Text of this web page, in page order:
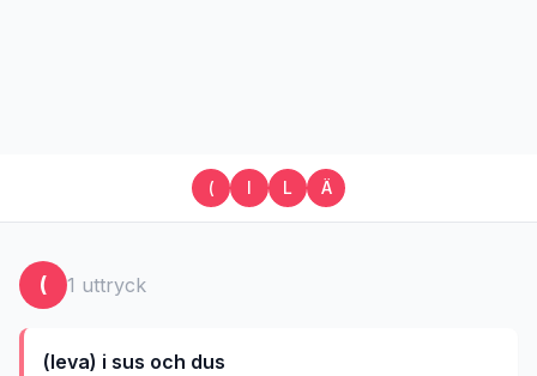
( I L Ä
( 1 uttryck
(leva) i sus och dus